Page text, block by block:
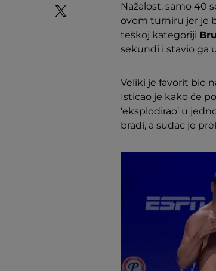
Nažalost, samo 40
ovom turniru jer je
teškoj kategoriji
sekundi i stavio ga
Veliki je favorit bio
Isticao je kako će
‘eksplodirao’ u
bradi, a sudac je